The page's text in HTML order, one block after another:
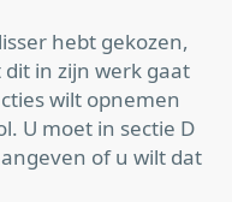
hebt gekozen,
in zijn werk gaat
wilt opnemen
U moet in sectie D
of u wilt dat